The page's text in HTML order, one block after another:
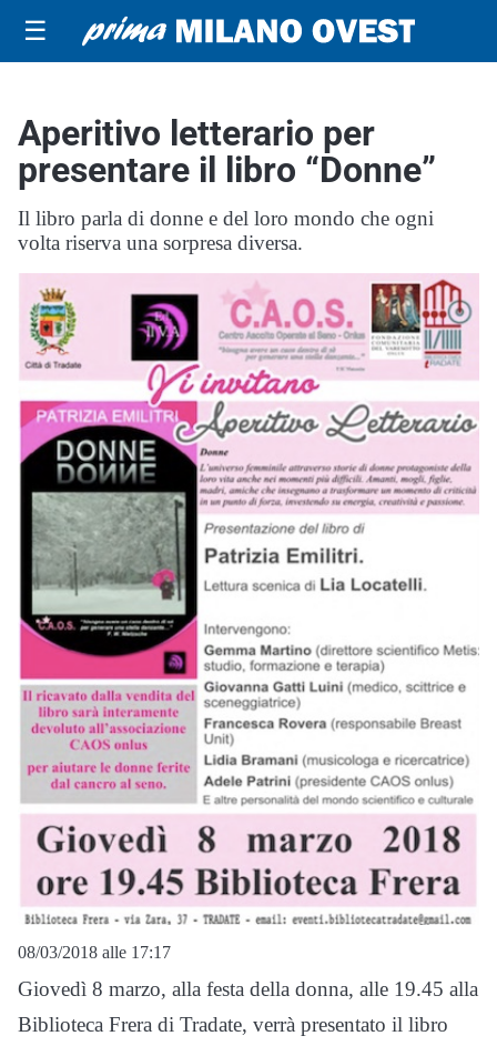
☰
Aperitivo letterario per
presentare il libro “Donne”
Il libro parla di donne e del loro mondo che ogni
volta riserva una sorpresa diversa.
08/03/2018 alle 17:17
Giovedì 8 marzo, alla festa della donna, alle 19.45 alla
Biblioteca Frera di Tradate, verrà presentato il libro